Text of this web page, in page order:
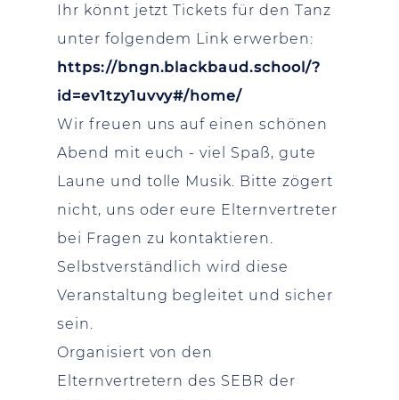
Ihr könnt jetzt Tickets für den Tanz
unter folgendem Link erwerben:
https://bngn.blackbaud.school/?
id=ev1tzy1uvvy#/home/
Wir freuen uns auf einen schönen
Abend mit euch - viel Spaß, gute
Laune und tolle Musik. Bitte zögert
nicht, uns oder eure Elternvertreter
bei Fragen zu kontaktieren.
Selbstverständlich wird diese
Veranstaltung begleitet und sicher
sein.
Organisiert von den
Elternvertretern des SEBR der